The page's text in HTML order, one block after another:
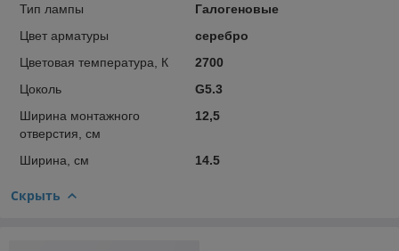
Тип лампы
Галогеновые
Цвет арматуры
серебро
Цветовая температура, К
2700
Цоколь
G5.3
Ширина монтажного
отверстия, см
12,5
Ширина, см 14.5
Скрыть